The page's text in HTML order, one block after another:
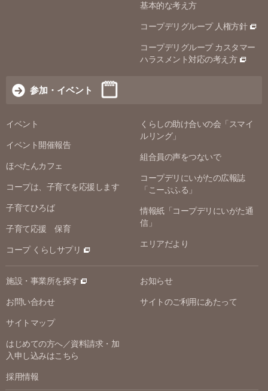
基本的な考え方
コープデリグループ 人権方針
コープデリグループ カスタマー
ハラスメント対応の考え方
参加・イベント
イベント
イベント開催報告
ほぺたんカフェ
コープは、子育てを応援します
子育てひろば
子育て応援 保育
コープ くらしサプリ
くらしの助け合いの会「スマイ
ルリング」
組合員の声をつないで
コープデリにいがたの広報誌
「こーぷふる」
情報紙「コープデリにいがた通
信」
エリアだより
施設・事業所を探す
お問い合わせ
サイトマップ
はじめての方へ／資料請求・加
入申し込みはこちら
採用情報
お知らせ
サイトのご利用にあたって